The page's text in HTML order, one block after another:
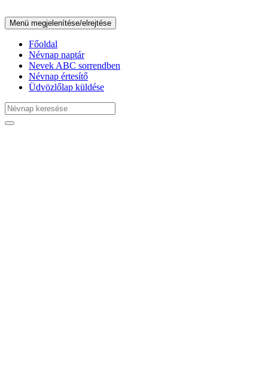
Menü megjelenítése/elrejtése
Főoldal
Névnap naptár
Nevek ABC sorrendben
Névnap értesítő
Üdvözlőlap küldése